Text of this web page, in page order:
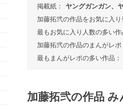
掲載紙：
ヤングガンガン、
加藤拓弐の作品をお気に入り
最もお気に入り人数の多い作
加藤拓弐の作品のまんがレポ
最もまんがレポの多い作品：
加藤拓弐の作品 み